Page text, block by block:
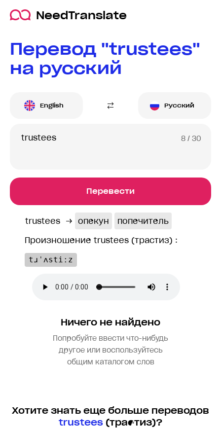
NeedTranslate
Перевод "trustees"
на русский
English Русский
8 / 30
Перевести
trustees → опекун
попечитель
Произношение trustees (трастиз) :
tɹˈʌstiːz
Ничего не найдено
Попробуйте ввести что-нибудь
другое или воспользуйтесь
общим каталогом слов
Хотите знать еще больше переводов
trustees(трастиз)?